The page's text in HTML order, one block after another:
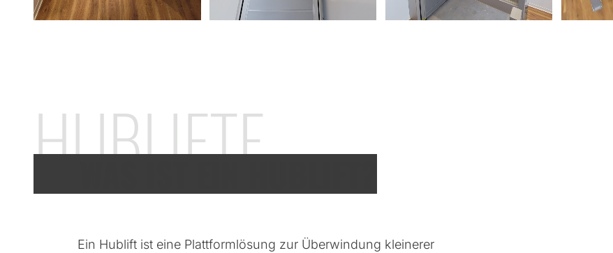
HUBLIFTE
Ein Hublift ist eine Plattformlösung zur Überwindung kleinerer